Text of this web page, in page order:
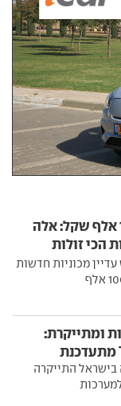
בפחות מ-100 אלף שקל: אלה
הכי זולות
מכוניות חדשות
ומתייקרת:
התייקרה